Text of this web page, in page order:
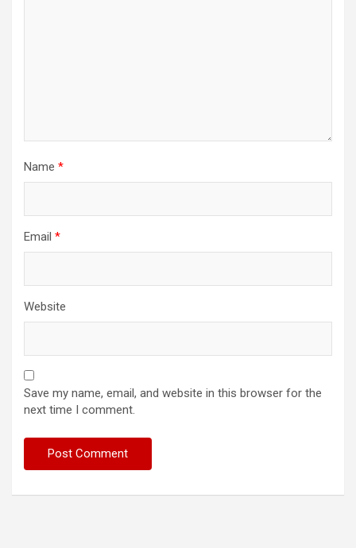
Name *
Email *
Website
Save my name, email, and website in this browser for the
next time I comment.